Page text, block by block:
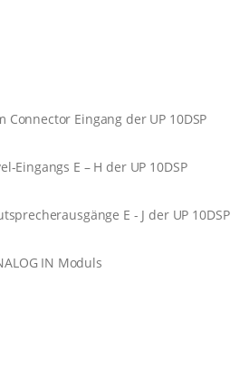
Eingang der UP 10DSP
Eingangs E – H der UP 10DSP
E - J der UP 10DSP
IN Moduls